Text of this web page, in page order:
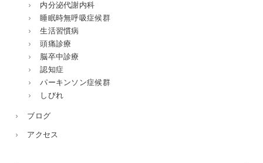
内分泌代謝内科
睡眠時無呼吸症候群
生活習慣病
頭痛診療
脳卒中診療
認知症
パーキンソン症候群
しびれ
ブログ
アクセス